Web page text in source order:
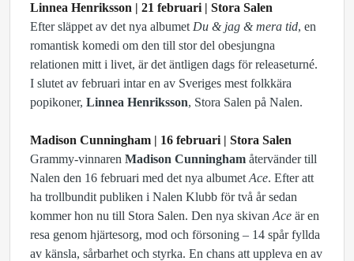
Linnea Henriksson | 21 februari | Stora Salen
Efter släppet av det nya albumet Du & jag & mera tid, en
romantisk komedi om den till stor del obesjungna
relationen mitt i livet, är det äntligen dags för releaseturné.
I slutet av februari intar en av Sveriges mest folkkära
popikoner, Linnea Henriksson, Stora Salen på Nalen.
Madison Cunningham | 16 februari | Stora Salen
Grammy-vinnaren Madison Cunningham återvänder till
Nalen den 16 februari med det nya albumet Ace. Efter att
ha trollbundit publiken i Nalen Klubb för två år sedan
kommer hon nu till Stora Salen. Den nya skivan Ace är en
resa genom hjärtesorg, mod och försoning – 14 spår fyllda
av känsla, sårbarhet och styrka. En chans att uppleva en av